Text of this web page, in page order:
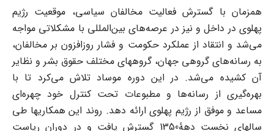
همزمان با گسترش فعالیت مخالفان سیاسی، موقعیت رژیم
پهلوی در داخل و نیز در عرصه‌های بین‌المللی با مشکلاتی مواجه
می‌شد و انتقاد از عملکرد حکومت و فشار روزافزون بر مخالفان،
به رسانه‌های گروهی جهان، گروههای مختلف حقوق بشر و نظایر
آن کشیده می‌شد. در این دوره موساد تلاش می‌کرد تا با
بهره‌گیری از رسانه‌ها و مطبوعات تحت کنترل خود چهره‌ای
مساعد و موفق از رژیم پهلوی ارائه دهد. روند این همکاریها طی
سالهای نخست دهۀ1350 گسترش یافت و در دوران ریاست